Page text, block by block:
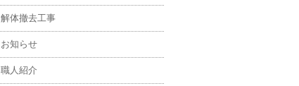
解体撤去工事
お知らせ
職人紹介